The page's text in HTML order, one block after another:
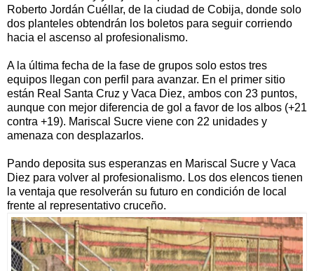
Roberto Jordán Cuéllar, de la ciudad de Cobija, donde solo
dos planteles obtendrán los boletos para seguir corriendo
hacia el ascenso al profesionalismo.
A la última fecha de la fase de grupos solo estos tres
equipos llegan con perfil para avanzar. En el primer sitio
están Real Santa Cruz y Vaca Diez, ambos con 23 puntos,
aunque con mejor diferencia de gol a favor de los albos (+21
contra +19). Mariscal Sucre viene con 22 unidades y
amenaza con desplazarlos.
Pando deposita sus esperanzas en Mariscal Sucre y Vaca
Diez para volver al profesionalismo. Los dos elencos tienen
la ventaja que resolverán su futuro en condición de local
frente al representativo cruceño.